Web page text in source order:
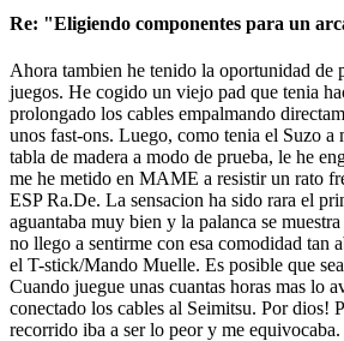
Re: "Eligiendo componentes para un
Ahora tambien he tenido la oportunidad de
juegos. He cogido un viejo pad que tenia
prolongado los cables empalmando
unos fast-ons. Luego, como tenia el Suzo a
tabla de madera a modo de prueba, le he
me he metido en MAME a resistir un rato
ESP Ra.De. La sensacion ha sido rara el
aguantaba muy bien y la palanca se
no llego a sentirme con esa comodidad tan
el T-stick/Mando Muelle. Es posible que
Cuando juegue unas cuantas horas mas lo
conectado los cables al Seimitsu. Por dios!
recorrido iba a ser lo peor y me